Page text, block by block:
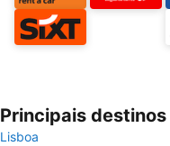
Principais
Lisboa